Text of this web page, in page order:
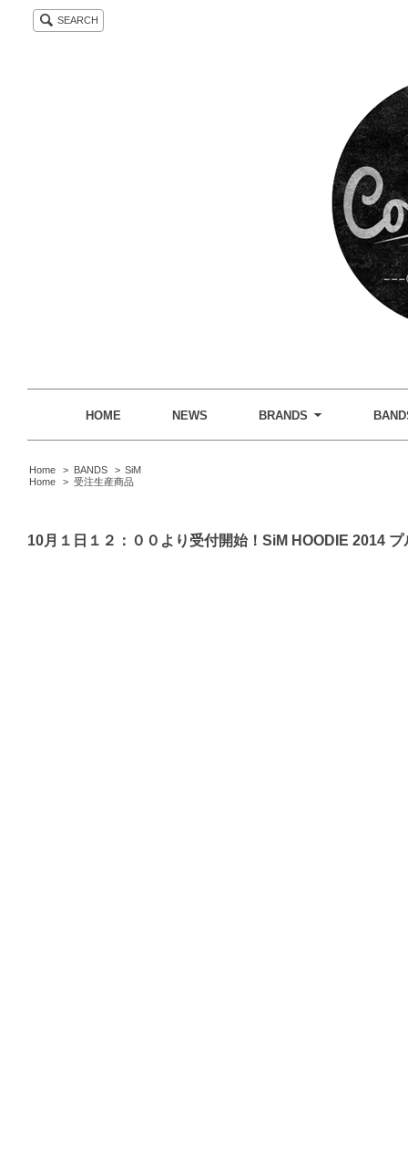
SEARCH
HOME NEWS BRANDS
Home > BANDS > SiM
Home
> 受注生産商品
10月１日１２：００より受付開始！SiM HOODIE 2014